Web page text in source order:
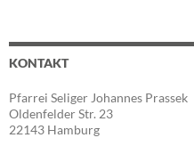
KONTAKT
Pfarrei Seliger Johannes Prassek
Oldenfelder Str. 23
22143 Hamburg